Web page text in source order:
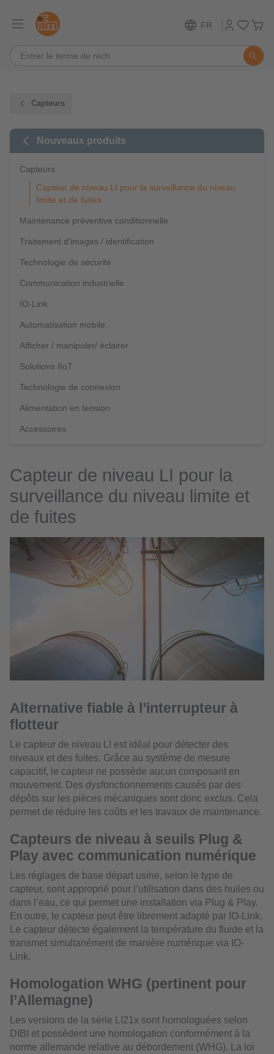
FR
Capteurs
Nouveaux produits
Capteurs
Capteur de niveau LI pour la surveillance du niveau
limite et de fuites
Maintenance préventive conditionnelle
Traitement d’images / identification
Technologie de sécurité
Communication industrielle
IO-Link
Automatisation mobile
Afficher / manipuler/ éclairer
Solutions IIoT
Technologie de connexion
Alimentation en tension
Accessoires
Capteur de niveau LI pour la
surveillance du niveau limite et
de fuites
Alternative fiable à l’interrupteur à
flotteur
Le capteur de niveau LI est idéal pour détecter des
niveaux et des fuites. Grâce au système de mesure
capacitif, le capteur ne possède aucun composant en
mouvement. Des dysfonctionnements causés par des
dépôts sur les pièces mécaniques sont donc exclus. Cela
permet de réduire les coûts et les travaux de maintenance.
Capteurs de niveau à seuils Plug &
Play avec communication numérique
Les réglages de base départ usine, selon le type de
capteur, sont approprié pour l’utilisation dans des huiles ou
dans l’eau, ce qui permet une installation via Plug & Play.
En outre, le capteur peut être librement adapté par IO-Link.
Le capteur détecte également la température du fluide et la
transmet simultanément de manière numérique via IO-
Link.
Homologation WHG (pertinent pour
l’Allemagne)
Les versions de la série LI21x sont homologuées selon
DIBt et possèdent une homologation conformément à la
norme allemande relative au débordement (WHG). La loi